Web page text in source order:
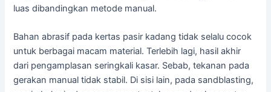
luas dibandingkan metode manual.
Bahan abrasif pada kertas pasir kadang tidak selalu cocok
untuk berbagai macam material. Terlebih lagi, hasil akhir
dari pengamplasan seringkali kasar. Sebab, tekanan pada
gerakan manual tidak stabil. Di sisi lain, pada sandblasting,